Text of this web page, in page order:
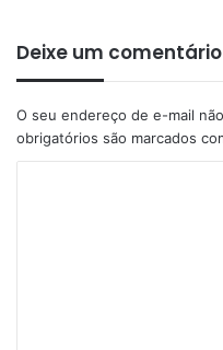
Deixe um comentário
O seu endereço de e-mail
obrigatórios são marcados